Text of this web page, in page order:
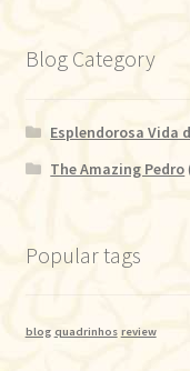
Blog Category
Esplendorosa Vida
The Amazing Pedro
Popular tags
blog quadrinhos review